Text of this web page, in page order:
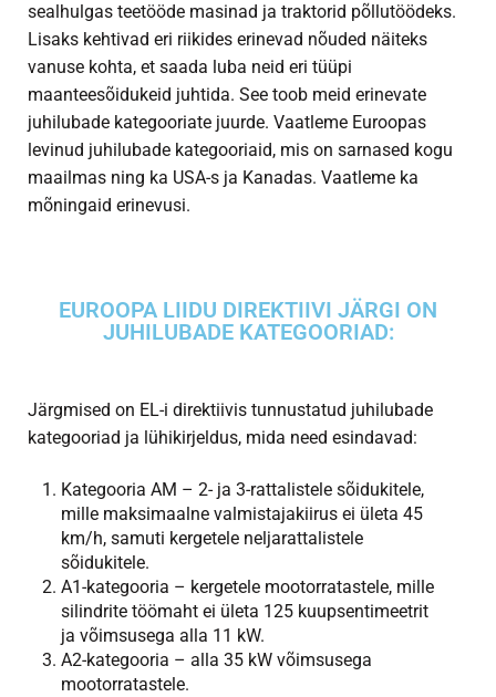
sealhulgas teetööde masinad ja traktorid põllutöödeks.
Lisaks kehtivad eri riikides erinevad nõuded näiteks
vanuse kohta, et saada luba neid eri tüüpi
maanteesõidukeid juhtida. See toob meid erinevate
juhilubade kategooriate juurde. Vaatleme Euroopas
levinud juhilubade kategooriaid, mis on sarnased kogu
maailmas ning ka USA-s ja Kanadas. Vaatleme ka
mõningaid erinevusi.
EUROOPA LIIDU DIREKTIIVI JÄRGI ON
JUHILUBADE KATEGOORIAD:
Järgmised on EL-i direktiivis tunnustatud juhilubade
kategooriad ja lühikirjeldus, mida need esindavad:
Kategooria AM – 2- ja 3-rattalistele sõidukitele,
mille maksimaalne valmistajakiirus ei ületa 45
km/h, samuti kergetele neljarattalistele
sõidukitele.
A1-kategooria – kergetele mootorratastele, mille
silindrite töömaht ei ületa 125 kuupsentimeetrit
ja võimsusega alla 11 kW.
A2-kategooria – alla 35 kW võimsusega
mootorratastele.